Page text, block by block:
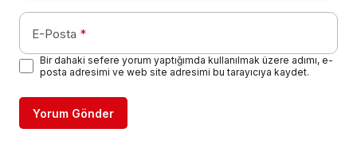
E-Posta *
Bir dahaki sefere yorum yaptığımda kullanılmak üzere adımı, e-
posta adresimi ve web site adresimi bu tarayıcıya kaydet.
Yorum Gönder